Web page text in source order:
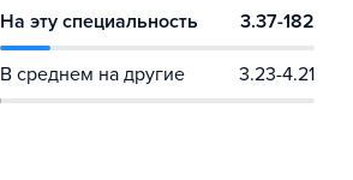
На эту специальность 3.37-182
В среднем на другие 3.23-4.21